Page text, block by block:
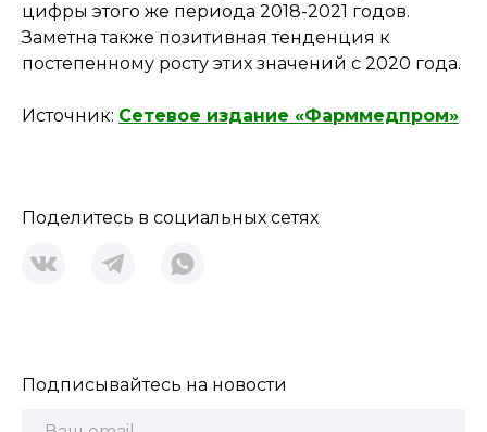
Поделитесь в социальных сетях
цифры этого же периода 2018-2021 годов.
Заметна также позитивная тенденция к
постепенному росту этих значений с 2020 года.
Источник: Сетевое издание «Фарммедпром»
Подписывайтесь на новости